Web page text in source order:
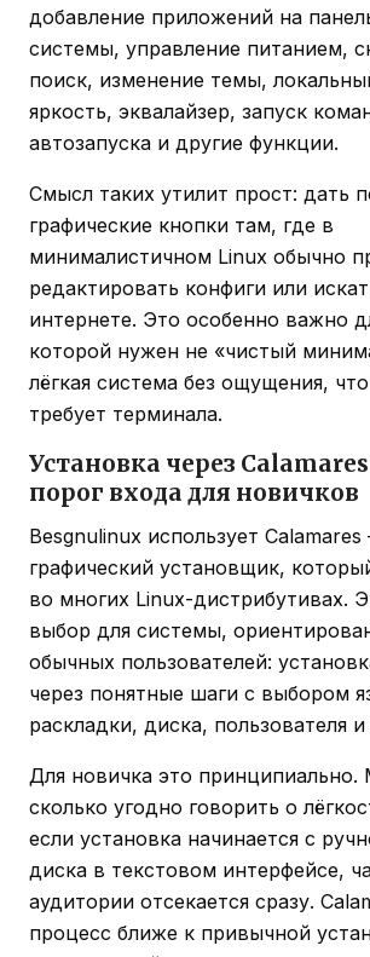
добавление приложений на
системы, управление питанием,
поиск, изменение темы,
яркость, эквалайзер, запуск
автозапуска и другие функции.
Смысл таких утилит прост: дать
графические кнопки там, где в
минималистичном Linux обычно
редактировать конфиги или
интернете. Это особенно важно
которой нужен не «чистый
лёгкая система без ощущения,
требует терминала.
Установка через
порог входа для новичков
Besgnulinux использует
графический установщик,
во многих Linux-дистрибутивах.
выбор для системы,
обычных пользователей:
через понятные шаги с выбором
раскладки, диска, пользователя и
Для новичка это
сколько угодно говорить о
если установка начинается с
диска в текстовом интерфейсе,
аудитории отсекается сразу.
процесс ближе к привычной